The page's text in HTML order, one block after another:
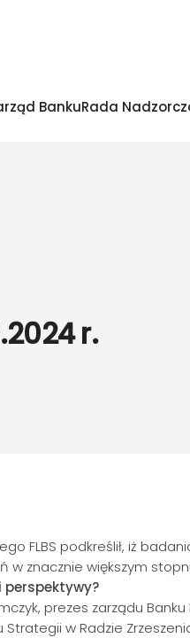
BankuRada
r.
FLBS podkreślił, iż
znacznie większym
perspektywy?
prezes zarządu Banku
w Radzie